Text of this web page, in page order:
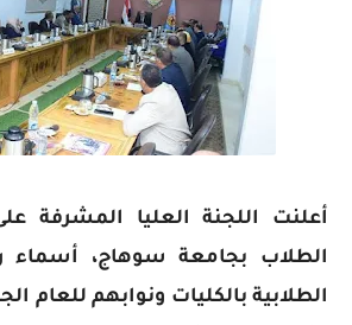
أعلنت اللجنة العليا المشرفة
الطلاب بجامعة سوهاج، أسماء